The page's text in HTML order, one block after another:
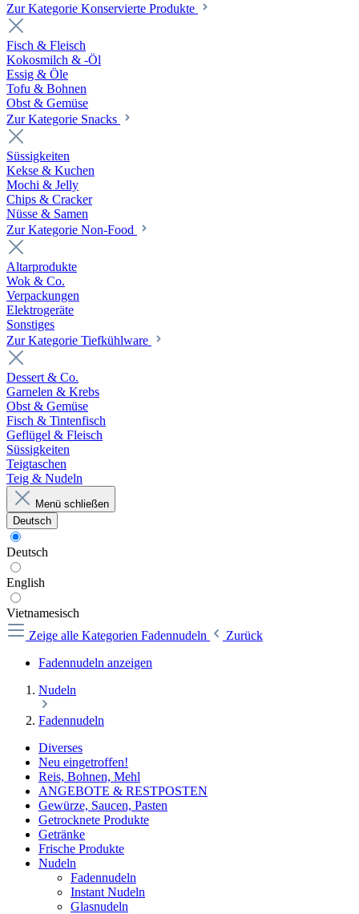
Zur Kategorie Konservierte Produkte
Fisch & Fleisch
Kokosmilch & -Öl
Essig & Öle
Tofu & Bohnen
Obst & Gemüse
Zur Kategorie Snacks
Süssigkeiten
Kekse & Kuchen
Mochi & Jelly
Chips & Cracker
Nüsse & Samen
Zur Kategorie Non-Food
Altarprodukte
Wok & Co.
Verpackungen
Elektrogeräte
Sonstiges
Zur Kategorie Tiefkühlware
Dessert & Co.
Garnelen & Krebs
Obst & Gemüse
Fisch & Tintenfisch
Geflügel & Fleisch
Süssigkeiten
Teigtaschen
Teig & Nudeln
Menü schließen
Deutsch
Deutsch
English
Vietnamesisch
Zeige alle Kategorien Fadennudeln
Zurück
Fadennudeln anzeigen
Nudeln
Fadennudeln
Diverses
Neu eingetroffen!
Reis, Bohnen, Mehl
ANGEBOTE & RESTPOSTEN
Gewürze, Saucen, Pasten
Getrocknete Produkte
Getränke
Frische Produkte
Nudeln
Fadennudeln
Instant Nudeln
Glasnudeln